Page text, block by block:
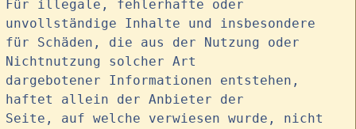
Für illegale, fehlerhafte oder
unvollständige Inhalte und insbesondere
für Schäden, die aus der Nutzung oder
Nichtnutzung solcher Art
dargebotener Informationen entstehen,
haftet allein der Anbieter der
Seite, auf welche verwiesen wurde, nicht